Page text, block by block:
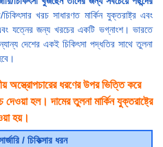
চিকিৎসার খরচ সাধারণত মার্কিন যুক্তরাষ্ট্র এবং
যত্নের জন্য খরচের একটি ভগ্নাংশ। ভারতে
দেশের একই চিকিৎসা পদ্ধতির সাথে তুলনা
অস্ত্রোপচারের ধরণের উপর ভিত্তি করে
দেওয়া হল। দামের তুলনা মার্কিন যুক্তরাষ্ট্রে
হয়।
/ চিকিত্সার ধরন